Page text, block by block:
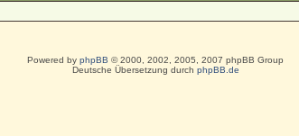
Powered by phpBB © 2000, 2002, 2005, 2007 phpBB Group
Deutsche Übersetzung durch phpBB.de